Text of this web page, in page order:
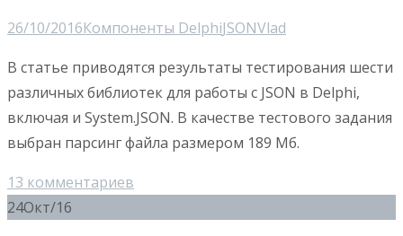
26/10/2016Компоненты DelphiJSONVlad
В статье приводятся результаты тестирования шести
различных библиотек для работы с JSON в Delphi,
включая и System.JSON. В качестве тестового задания
выбран парсинг файла размером 189 Мб.
13 комментариев
24Окт/16